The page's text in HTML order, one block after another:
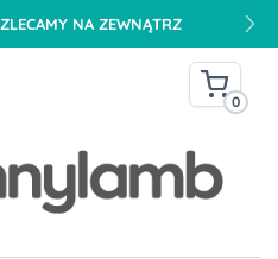
NA ZEWNĄTRZ
0